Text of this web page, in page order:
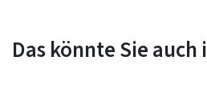
Das könnte Sie